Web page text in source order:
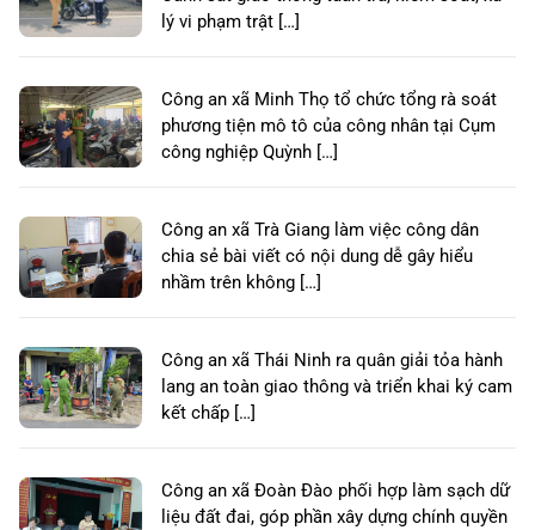
lý vi phạm trật […]
Công an xã Minh Thọ tổ chức tổng rà soát
phương tiện mô tô của công nhân tại Cụm
công nghiệp Quỳnh […]
Công an xã Trà Giang làm việc công dân
chia sẻ bài viết có nội dung dễ gây hiểu
nhầm trên không […]
Công an xã Thái Ninh ra quân giải tỏa hành
lang an toàn giao thông và triển khai ký cam
kết chấp […]
Công an xã Đoàn Đào phối hợp làm sạch dữ
liệu đất đai, góp phần xây dựng chính quyền